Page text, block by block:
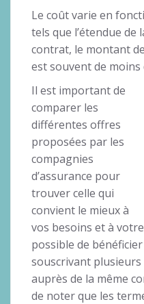
Le coût varie en
tels que l’étendue de
contrat, le montant
est souvent de moins
Il est important de
comparer les
différentes offres
proposées par les
compagnies
d’assurance pour
trouver celle qui
convient le mieux à
vos besoins et à
possible de
souscrivant plusieurs
auprès de la même
de noter que les